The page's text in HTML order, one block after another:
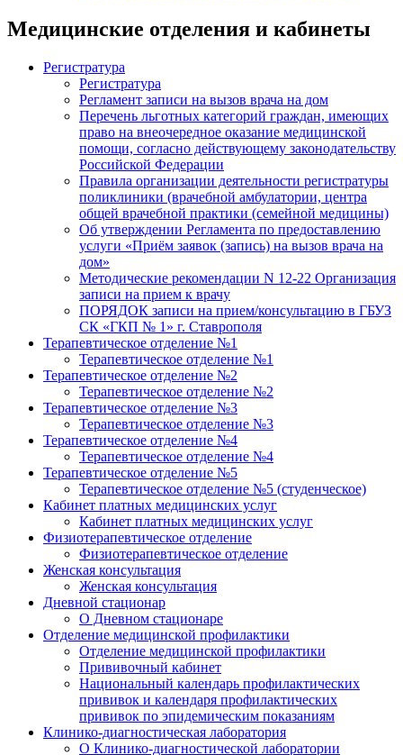
Медицинские отделения и кабинеты
Регистратура
Регистратура
Регламент записи на вызов врача на дом
Перечень льготных категорий граждан, имеющих
право на внеочередное оказание медицинской
помощи, согласно действующему законодательству
Российской Федерации
Правила организации деятельности регистратуры
поликлиники (врачебной амбулатории, центра
общей врачебной практики (семейной медицины)
Об утверждении Регламента по предоставлению
услуги «Приём заявок (запись) на вызов врача на
дом»
Методические рекомендации N 12-22 Организация
записи на прием к врачу
ПОРЯДОК записи на прием/консультацию в ГБУЗ
СК «ГКП № 1» г. Ставрополя
Терапевтическое отделение №1
Терапевтическое отделение №1
Терапевтическое отделение №2
Терапевтическое отделение №2
Терапевтическое отделение №3
Терапевтическое отделение №3
Терапевтическое отделение №4
Терапевтическое отделение №4
Терапевтическое отделение №5
Терапевтическое отделение №5 (студенческое)
Кабинет платных медицинских услуг
Кабинет платных медицинских услуг
Физиотерапевтическое отделение
Физиотерапевтическое отделение
Женская консультация
Женская консультация
Дневной стационар
О Дневном стационаре
Отделение медицинской профилактики
Отделение медицинской профилактики
Прививочный кабинет
Национальный календарь профилактических
прививок и календаря профилактических
прививок по эпидемическим показаниям
Клинико-диагностическая лаборатория
О Клинико-диагностической лаборатории